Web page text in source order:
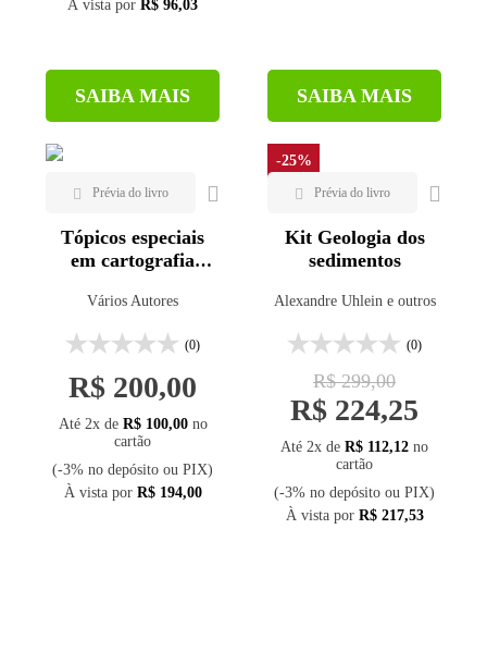
À vista por R$ 96,03
SAIBA MAIS SAIBA MAIS
Tópicos especiais
em cartografia
Vários Autores
(0)
R$ 200,00
Até 2x de R$ 100,00no
cartão
(-3% no depósito ou PIX)
À vista por R$ 194,00
-25%
Kit Geologia dos
sedimentos
Alexandre Uhlein e outros
(0)
R$ 299,00
R$ 224,25
Até 2x de R$ 112,12 no
cartão
(-3% no depósito ou PIX)
À vista por R$ 217,53